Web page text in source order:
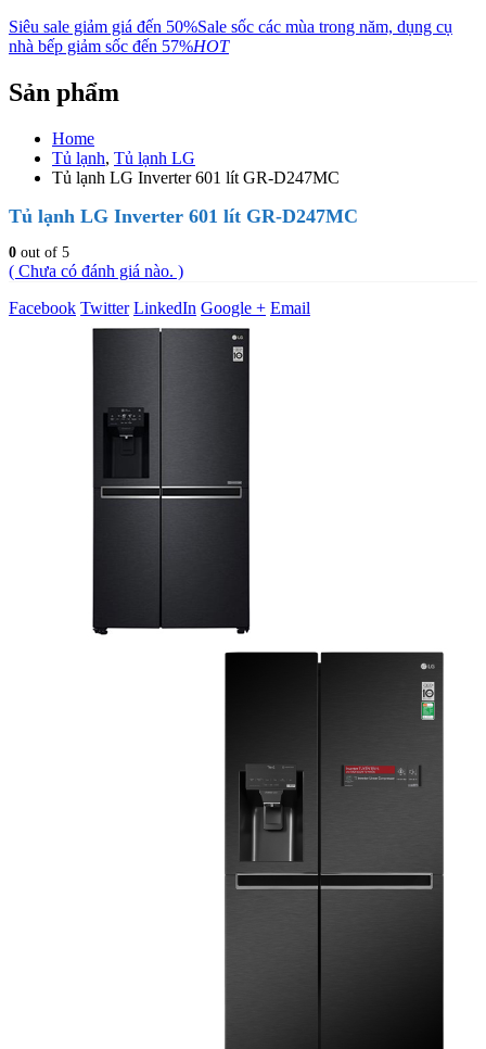
Siêu sale giảm giá đến 50%Sale sốc các mùa trong năm, dụng cụ
nhà bếp giảm sốc đến 57%HOT
Sản phẩm
Home
Tủ lạnh, Tủ lạnh LG
Tủ lạnh LG Inverter 601 lít GR-D247MC
Tủ lạnh LG Inverter 601 lít GR-D247MC
0 out of 5
( Chưa có đánh giá nào. )
Facebook Twitter LinkedIn Google + Email